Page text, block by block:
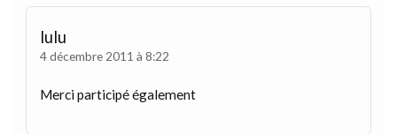
lulu
4 décembre 2011 à 8:22
Merci participé également